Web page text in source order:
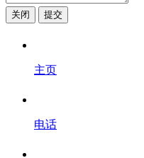
关闭 提交
主页
电话